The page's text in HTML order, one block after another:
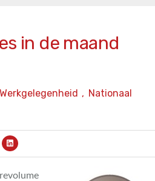
in de maand
Nationaal
Werkgelegenheid ,